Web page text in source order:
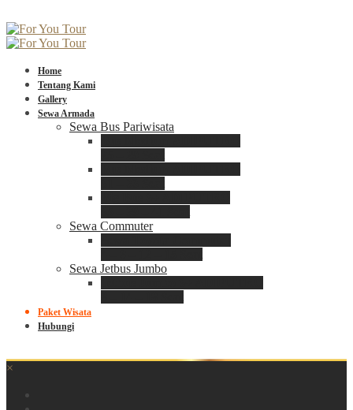
Home
Tentang Kami
Gallery
Sewa Armada
Sewa Bus Pariwisata
Sewa Commuter
Sewa Jetbus Jumbo
Paket Wisata
Hubungi
×